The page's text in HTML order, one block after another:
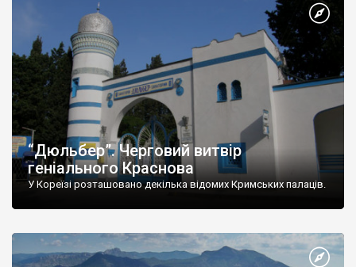
“Дюльбер”. Черговий витвір
геніального Краснова
У Кореїзі розташовано декілька відомих Кримських палаців.